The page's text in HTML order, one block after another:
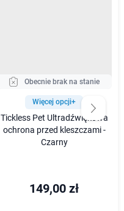
Obecnie brak na stanie
Więcej opcji+
Tickless Pet Ultradźwiękowa
ochrona przed kleszczami -
Czarny
149,00 zł